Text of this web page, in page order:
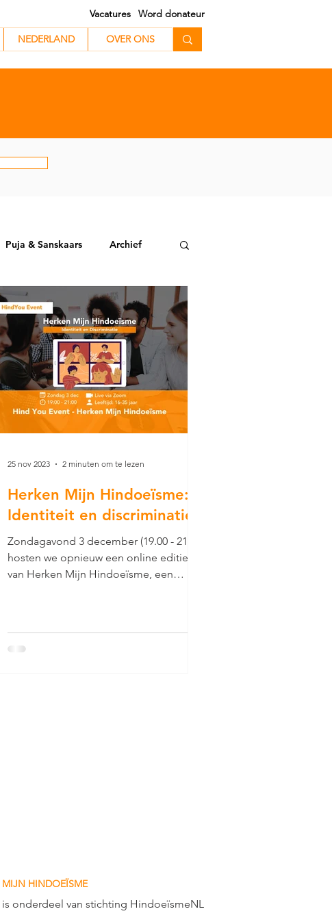
Vacatures
Word donateur
NEDERLAND
NEDERLAND OVER ONS
Puja & Sanskaars Archief
Herken Mijn Hindoeïsme:
Identiteit en discriminatie
Zondagavond 3 december (19.00 - 21.00)
hosten we opnieuw een online editie
van Herken Mijn Hindoeïsme, een
25 nov 2023 2 minuten om te lezen
MIJN HINDOEÏSME
is onderdeel van stichting HindoeïsmeNL